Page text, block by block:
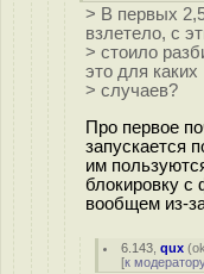
> В первых
взлетело, с
> стоило
это для каких
> случаев?
Про первое
запускается
им
блокировку с
вообщем из-
6.143 ,qux (
[к